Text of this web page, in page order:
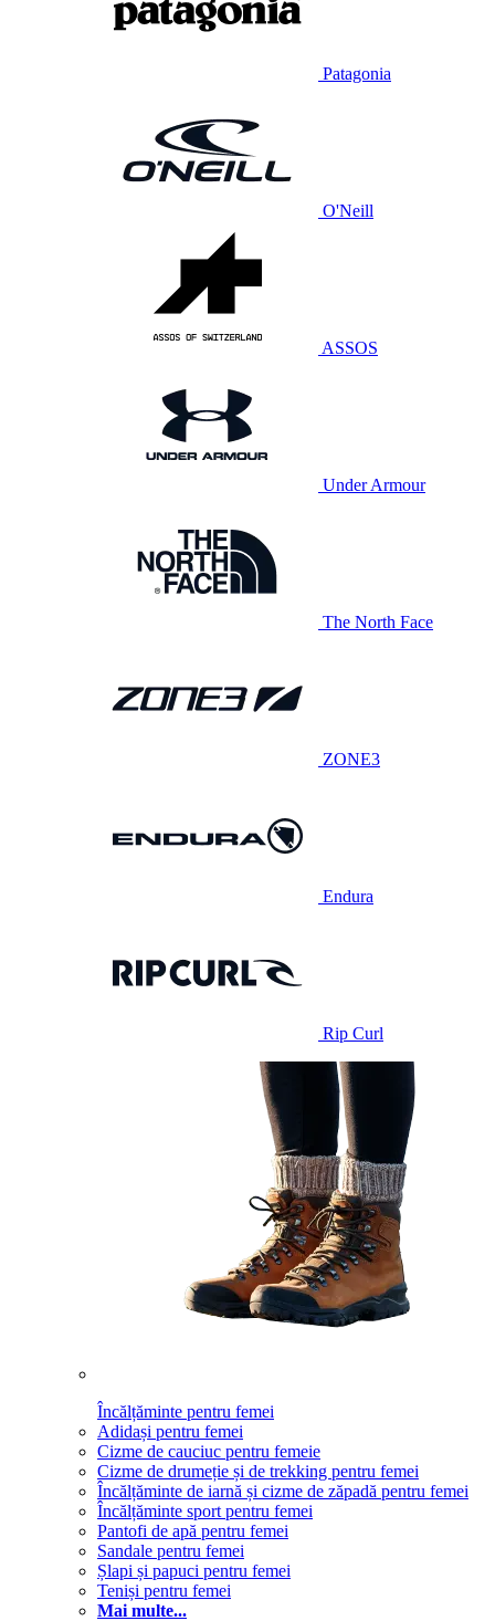
Patagonia
O'Neill
ASSOS
Under Armour
The North Face
ZONE3
Endura
Rip Curl
Încălțăminte pentru femei
Adidași pentru femei
Cizme de cauciuc pentru femeie
Cizme de drumeție și de trekking pentru femei
Încălțăminte de iarnă și cizme de zăpadă pentru femei
Încălțăminte sport pentru femei
Pantofi de apă pentru femei
Sandale pentru femei
Șlapi și papuci pentru femei
Teniși pentru femei
Mai multe...